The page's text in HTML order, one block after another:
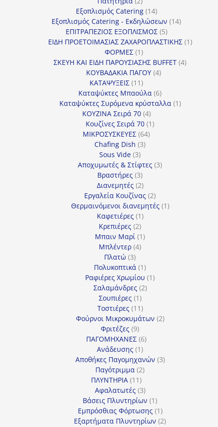
προϊόντα
Εξοπλισμός Catering 1414
προϊόντα
Εξοπλισμός Catering - Εκδηλώσεων 1414
ΕΠΙΤΡΑΠΕΖΙΟΣ ΕΞΟΠΛΙΣΜΟΣ 55
προϊόντα
ΕΙΔΗ ΠΡΟΕΤΟΙΜΑΣΙΑΣ ΖΑΧΑΡΟΠΛΑΣΤΙΚΗΣ 11
ΦΟΡΜΕΣ 11
προϊόν
ΣΚΕΥΗ ΚΑΙ ΕΙΔΗ ΠΑΡΟΥΣΙΑΣΗΣ BUFFET 44
ΚΟΥΒΑΔΑΚΙΑ ΠΑΓΟΥ 44
ΚΑΤΑΨΥΞΕΙΣ 1111
προϊόντα
Καταψύκτες Μπαούλα 66
προϊόντα
Καταψύκτες Συρόμενα κρύσταλλα 11
ΚΟΥΖΙΝΑ Σειρά 70 44
προϊόντα
Κουζίνες Σειρά 70 11
ΜΙΚΡΟΣΥΣΚΕΥΕΣ 6464
Chafing Dish 33
Sous Vide 33
προϊόντα
Αποχυμωτές & Στίφτες 33
Βραστήρες 33
προϊόντα
Διανεμητές 22
προϊόντα
Εργαλεία Κουζίνας 22
προϊόντα
Θερμαινόμενοι διανεμητές 11
Καφετιέρες 11
προϊόν
Κρεπιέρες 22
προϊόντα
Μπαιν Μαρί 11
Μπλέντερ 44
Πλατώ 33
προϊόντα
Πολυκοπτικά 11
προϊόν
Ραφιέρες Χρωμίου 11
Σαλαμάνδρες 22
Σουπιέρες 11
προϊόν
Τοστιέρες 1111
προϊόντα
Φούρνοι Μικροκυμάτων 22
Φριτέζες 99
προϊόντα
ΠΑΓΟΜΗΧΑΝΕΣ 66
Ανάδευσης 11
προϊόν
Αποθήκες Παγομηχανών 33
Παγότριμμα 22
ΠΛΥΝΤΗΡΙΑ 1111
προϊόντα
Αφαλατωτές 33
προϊόντα
Βάσεις Πλυντηρίων 11
προϊόν
Εμπρόσθιας Φόρτωσης 11
προϊόν
Εξαρτήματα Πλυντηρίων 22